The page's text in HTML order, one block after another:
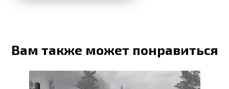
Вам также может понравиться